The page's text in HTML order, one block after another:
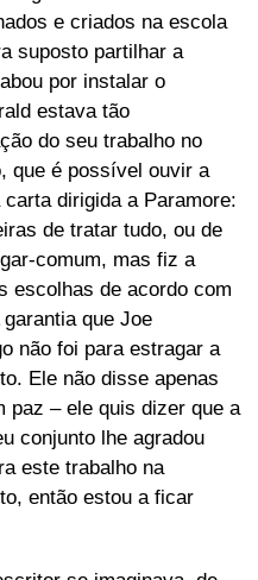
e criados na escola
suposto partilhar a
por instalar o
estava tão
do seu trabalho no
que é possível ouvir a
dirigida a Paramore:
de tratar tudo, ou de
comum, mas fiz a
escolhas de acordo com
que Joe
não foi para estragar a
Ele não disse apenas
paz – ele quis dizer que a
conjunto lhe agradou
este trabalho na
então estou a ficar